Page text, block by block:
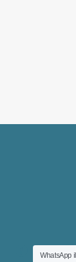
WhatsApp